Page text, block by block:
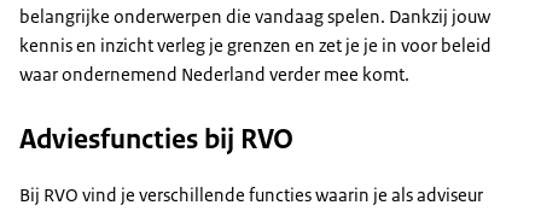
belangrijke onderwerpen die vandaag spelen. Dankzij jouw
kennis en inzicht verleg je grenzen en zet je je in voor beleid
waar ondernemend Nederland verder mee komt.
Adviesfuncties bij RVO
Bij RVO vind je verschillende functies waarin je als adviseur